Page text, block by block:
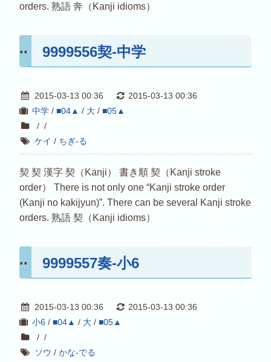
orders. 熟語 奔（Kanji idioms）
9999556契-中学
2015-03-13 00:36
2015-03-13 00:36
中学/ ■04▲ / 大/ ■05▲
/ /
ケイ / ちぎ-る
契 契 漢字 契（Kanji） 書き順 契（Kanji stroke
order） There is not only one “Kanji stroke order
(Kanji no kakijyun)”. There can be several Kanji stroke
orders. 熟語 契（Kanji idioms）
9999557奏-小6
2015-03-13 00:36
2015-03-13 00:36
小6 / ■04▲ / 大/ ■05▲
/ /
ソウ /かな-でる